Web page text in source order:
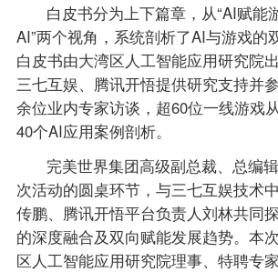
白皮书分为上下篇章，从“AI赋能
AI”两个视角，系统剖析了AI与游戏的
白皮书由大湾区人工智能应用研究院
三七互娱、腾讯开悟提供研究支持并
余位业内专家访谈，超60位一线游戏
40个AI应用案例剖析。
完美世界集团高级副总裁、总编
次活动的圆桌环节，与三七互娱技术
传鹏、腾讯开悟平台负责人刘林共同
的深度融合及双向赋能发展趋势。本
区人工智能应用研究院理事、特聘专